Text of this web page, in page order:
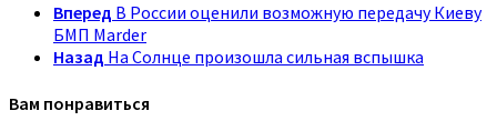
Вперед В России оценили возможную передачу Киеву
БМП Marder
Назад На Солнце произошла сильная вспышка
Вам понравиться